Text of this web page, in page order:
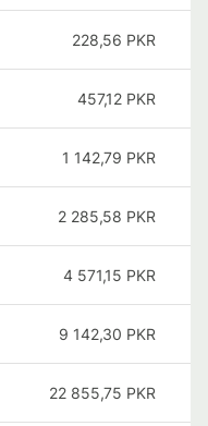
228,56 PKR
457,12 PKR
1 142,79 PKR
2 285,58 PKR
4 571,15 PKR
9 142,30 PKR
22 855,75 PKR